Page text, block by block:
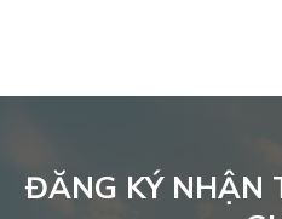
ĐĂNG KÝ NHẬN